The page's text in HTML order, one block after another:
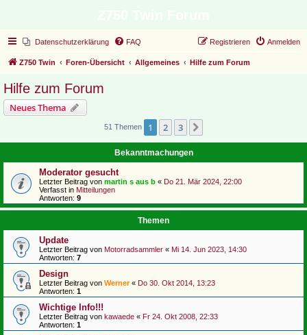
Datenschutzerklärung FAQ Anmelden
Registrieren
Z750 Twin Foren-Übersicht Allgemeines Hilfe zum Forum
Hilfe zum Forum
Neues Thema
51 Themen 1 2 3
Bekanntmachungen
Moderator gesucht
Letzter Beitrag von martin s aus b « Do 21. Mär 2024, 22:00
Verfasst in Mitteilungen
Antworten: 9
Themen
Update
Letzter Beitrag von Motorradsammler « Mi 14. Jun 2023, 14:30
Antworten: 7
Design
Letzter Beitrag von Werner« Do 30. Okt 2014, 13:23
Antworten: 1
Wichtige Info!!!
Letzter Beitrag von kawaede « Fr 24. Okt 2008, 22:33
Antworten: 1